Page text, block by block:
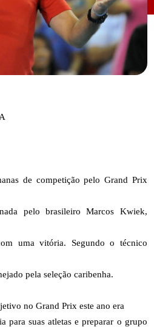
de competição pelo Grand Prix
pelo brasileiro Marcos Kwiek,
uma vitória. Segundo o técnico
pela seleção caribenha.
no Grand Prix este ano era
para suas atletas e preparar o grupo